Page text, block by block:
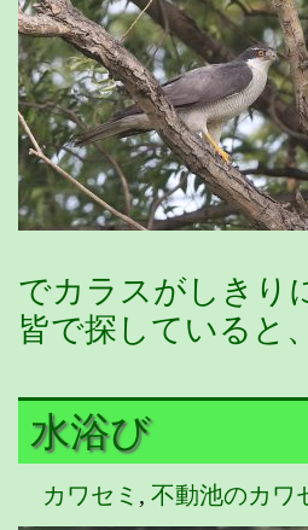
でカラスがしきり
皆で探していると
水浴び
カワセミ , 不動池のカワ